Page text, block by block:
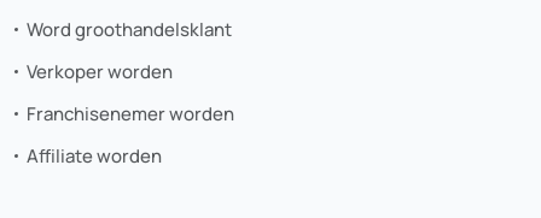
Word groothandelsklant
Verkoper worden
Franchisenemer worden
Affiliate worden